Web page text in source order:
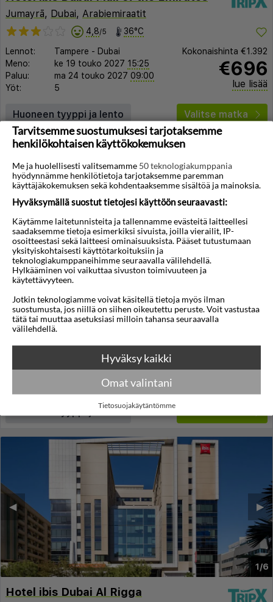
Jumayrā, Dubai, Arabiemiraatit
4,8/5 36°C
Lennot: Tampere - Dubai
Meno:
ke 19 touko 2027 15:25
Paluu:
ma 24 touko 2027 09:00
Yöt:
5
Kokonaishinta €1.392
€696
lue lisää
Huoneen tyyppi ja lento Valitse matka
◀︎
Queen Elizabeth 2
Bur Dubai,Dubai,Arabiemiraatit
Lennot: Tampere-Dubai
ke 19 touko 2027 15:25
Kokonaishinta€1.398
€699
Huoneen tyyppi ja lento
1/6
▶︎
◀︎
Hotel ibis Dubai Al Rigga
Tarvitsemme suostumuksesi tarjotaksemme
henkilökohtaisen käyttökokemuksen
Me ja huolellisesti valitsemamme 50 teknologiakumppania
hyödynnämme henkilötietoja tarjotaksemme paremman
käyttäjäkokemuksen sekä kohdentaaksemme sisältöä ja mainoksia.
Hyväksymällä suostut tietojesi käyttöön seuraavasti:
Käytämme laitetunnisteita ja tallennamme evästeitä laitteellesi
saadaksemme tietoja esimerkiksi sivuista, joilla vierailit, IP-
osoitteestasi sekä laitteesi ominaisuuksista. Pääset tutustumaan
yksityiskohtaisesti käyttötarkoituksiin ja
teknologiakumppaneihimme seuraavalla välilehdellä.
Hylkääminen voi vaikuttaa sivuston toimivuuteen ja
käytettävyyteen.
Jotkin teknologiamme voivat käsitellä tietoja myös ilman
suostumusta, jos niillä on siihen oikeutettu peruste. Voit vastustaa
tätä tai muuttaa asetuksiasi milloin tahansa seuraavalla
välilehdellä.
Hyväksy kaikki
Omat valintani
Tietosuojakäytäntömme